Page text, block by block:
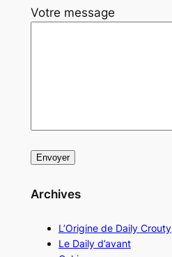
Votre message
Archives
L’Origine de Daily Crouty
Le Daily d’avant